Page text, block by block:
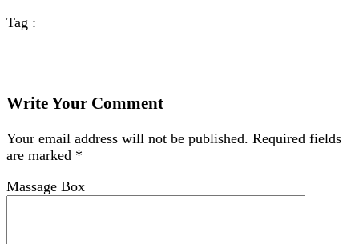
Tag :
Write Your Comment
Your email address will not be published. Required fields
are marked *
Massage Box